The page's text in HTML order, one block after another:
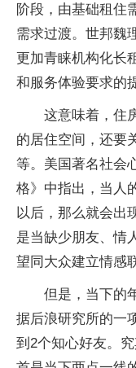
阶段，由基础租住
需求过渡。世邦魏
更加青睐机构化长
和服务体验要求的
这意味着，住
的居住空间，还要
等。美国著名社会
格》中指出，当人
以后，那么就会出
是当缺少朋友、情
望同大众建立情感
但是，当下的
据后浪研究所的一
到2个知心好友。